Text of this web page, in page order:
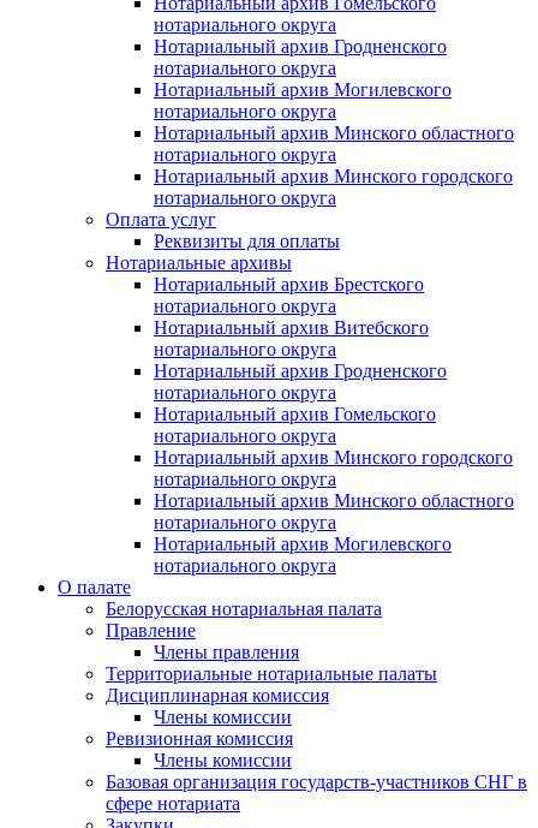
нотариального округа
Нотариальный архив Гродненского
нотариального округа
Нотариальный архив Могилевского
нотариального округа
Нотариальный архив Минского областного
нотариального округа
Нотариальный архив Минского городского
нотариального округа
Оплата услуг
Реквизиты для оплаты
Нотариальные архивы
Нотариальный архив Брестского
нотариального округа
Нотариальный архив Витебского
нотариального округа
Нотариальный архив Гродненского
нотариального округа
Нотариальный архив Гомельского
нотариального округа
Нотариальный архив Минского городского
нотариального округа
Нотариальный архив Минского областного
нотариального округа
Нотариальный архив Могилевского
нотариального округа
О палате
Белорусская нотариальная палата
Правление
Члены правления
Территориальные нотариальные палаты
Дисциплинарная комиссия
Члены комиссии
Ревизионная комиссия
Члены комиссии
Базовая организация государств-участников СНГ в
сфере нотариата